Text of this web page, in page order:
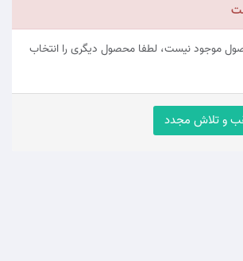
موجود نیست، لطفا محصول دیگری را انتخاب
و تلاش مجدد